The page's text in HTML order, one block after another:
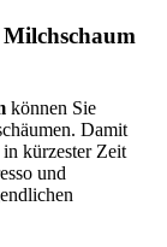
Milchschaum
können Sie
Damit
kürzester Zeit
und